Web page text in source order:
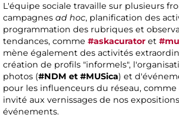
L'équipe sociale travaille sur plusieurs
campagnes ad hoc, planification des
programmation des rubriques et
tendances, comme #askacurator et
mène également des activités
création de profils "informels",
photos (#NDM et #MUSica) et
pour les influenceurs du réseau, comme
invité aux vernissages de nos
événements.